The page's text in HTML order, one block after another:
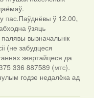
пас.Паўднёвы ў 12.00,
ўзяць
вызначальнік
(не забудцеся
звяртайцеся да
336 887589 (мтс).
годзе недалёка ад